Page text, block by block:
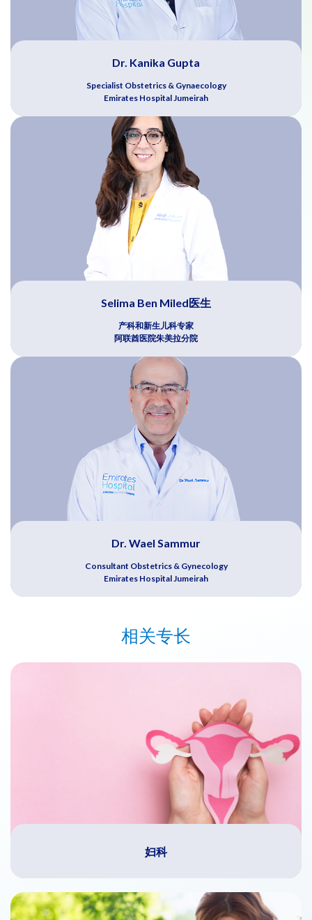
Dr. Kanika Gupta
Specialist Obstetrics & Gynaecology
Emirates Hospital Jumeirah
Selima Ben Miled医生
产科和新生儿科专家
阿联酋医院朱美拉分院
Dr. Wael Sammur
Consultant Obstetrics & Gynecology
Emirates Hospital Jumeirah
相关专长
妇科